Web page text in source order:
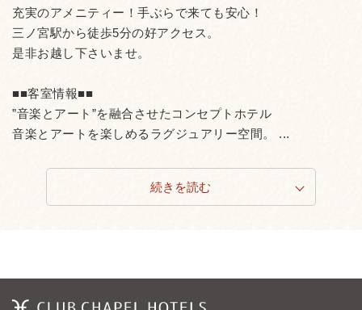
充実のアメニティー！手ぶらで来ても安心！
三ノ宮駅から徒歩5分の好アクセス。
是非お越し下さいませ。
■■客室情報■■
”音楽とアート”を融合させたコンセプトホテル
音楽とアートを楽しめるラグジュアリー空間。 ...
続きを読む